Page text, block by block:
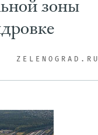
зоны
ZELENOGRAD.RU